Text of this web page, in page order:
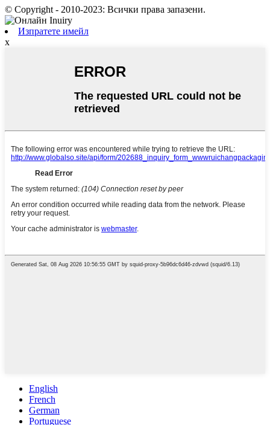
© Copyright - 2010-2023: Всички права запазени.
Изпратете имейл
x
English
French
German
Portuguese